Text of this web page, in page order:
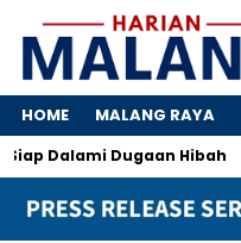
HOME MALANG RAYA
Dalami Dugaan Hibah